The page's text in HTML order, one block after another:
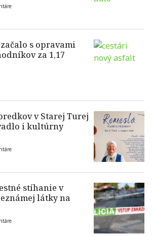
s opravami
za 1,17
v Starej Turej
i kultúrny
stíhanie v
látky na